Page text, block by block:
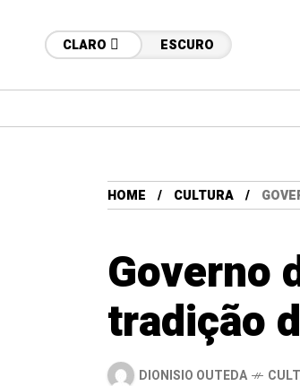
CLARO ESCURO
HOME CULTURA
Governo
tradição
DIONISIO OUTEDA